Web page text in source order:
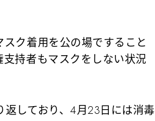
ク着用を公の場ですること
持者もマスクをしない状況
しており、4月23日には消毒